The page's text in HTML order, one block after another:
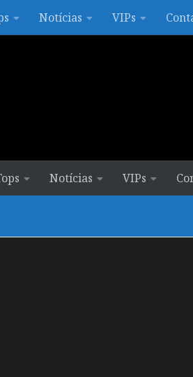
Notícias VIPs
Notícias VIPs